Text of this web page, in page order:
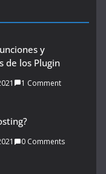
y
de los Plugin
1 Comment
0 Comments